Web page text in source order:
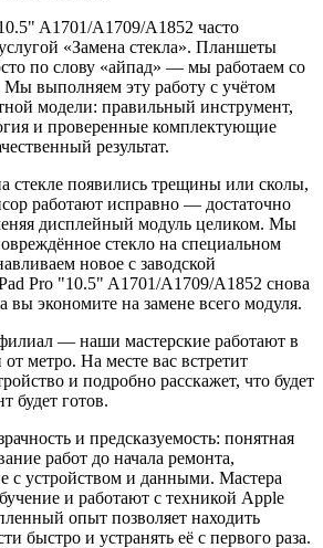
A1701/A1709/A1852 часто
«Замена стекла». Планшеты
по слову «айпад» — мы работаем со
выполняем эту работу с учётом
модели: правильный инструмент,
и проверенные комплектующие
результат.
стекле появились трещины или сколы,
работают исправно — достаточно
дисплейный модуль целиком. Мы
стекло на специальном
новое с заводской
Pro "10.5" A1701/A1709/A1852 снова
вы экономите на замене всего модуля.
— наши мастерские работают в
метро. На месте вас встретит
и подробно расскажет, что будет
будет готов.
и предсказуемость: понятная
работ до начала ремонта,
с устройством и данными. Мастера
и работают с техникой Apple
опыт позволяет находить
быстро и устранять её с первого раза.